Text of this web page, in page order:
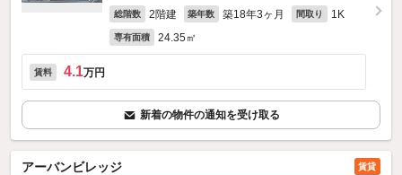
総階数 2階建 築年数 築18年3ヶ月 間取り 1K
専有面積 24.35㎡
賃料 4.1万円
新着の物件の通知を受け取る
アーバンビレッジ 賃貸